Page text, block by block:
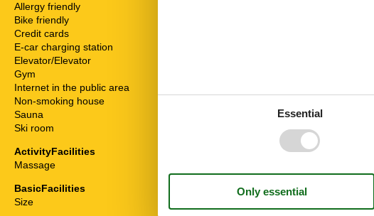
Allergy friendly
Bike friendly
Credit cards
E-car charging station
Elevator/Elevator
Gym
Internet in the public area
Non-smoking house
Sauna
Ski room
ActivityFacilities
Massage
BasicFacilities
Size
Disabled friendly
Dishwasher
Double bed
High chair
Internet - WiFi
Essential